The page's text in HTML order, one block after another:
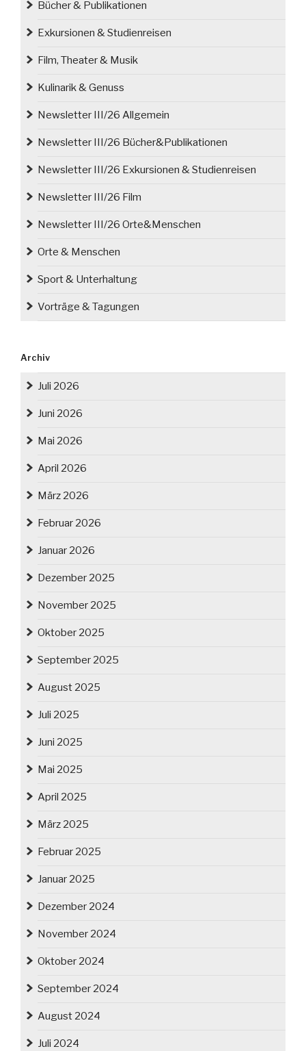
Bücher & Publikationen
Exkursionen & Studienreisen
Film, Theater & Musik
Kulinarik & Genuss
Newsletter III/26 Allgemein
Newsletter III/26 Bücher&Publikationen
Newsletter III/26 Exkursionen & Studienreisen
Newsletter III/26 Film
Newsletter III/26 Orte&Menschen
Orte & Menschen
Sport & Unterhaltung
Vorträge & Tagungen
Archiv
Juli 2026
Juni 2026
Mai 2026
April 2026
März 2026
Februar 2026
Januar 2026
Dezember 2025
November 2025
Oktober 2025
September 2025
August 2025
Juli 2025
Juni 2025
Mai 2025
April 2025
März 2025
Februar 2025
Januar 2025
Dezember 2024
November 2024
Oktober 2024
September 2024
August 2024
Juli 2024